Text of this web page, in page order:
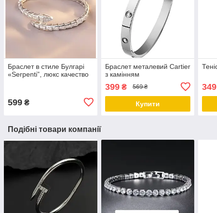
Браслет в стиле Булгарі
«Serpenti”, люкс качество
599 ₴
Браслет металевий Cartier
з камінням
399₴ 569 ₴
Купити
349
Подібні товари компанії